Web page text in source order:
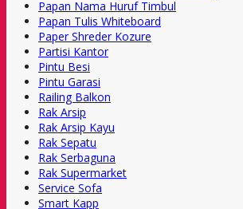
Papan Nama Huruf Timbul
Papan Tulis Whiteboard
Paper Shreder Kozure
Partisi Kantor
Pintu Besi
Pintu Garasi
Railing Balkon
Rak Arsip
Rak Arsip Kayu
Rak Sepatu
Rak Serbaguna
Rak Supermarket
Service Sofa
Smart Kapp